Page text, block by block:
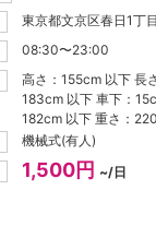
東京都文京区春日1丁
08:30〜23:00
高さ：155cm 以下 長
183cm 以下 車下：
182cm 以下 重さ：
機械式(有人)
1,500円 ~/日